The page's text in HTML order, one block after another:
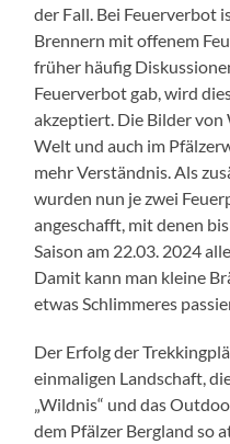
der Fall. Bei Feuerverbot
Brennern mit offenem
früher häufig
Feuerverbot gab, wird
akzeptiert. Die Bilder von
Welt und auch im
mehr Verständnis. Als
wurden nun je zwei
angeschafft, mit denen
Saison am 22.03. 2024
Damit kann man kleine
etwas Schlimmeres
Der Erfolg der
einmaligen Landschaft,
„Wildnis“ und das
dem Pfälzer Bergland so